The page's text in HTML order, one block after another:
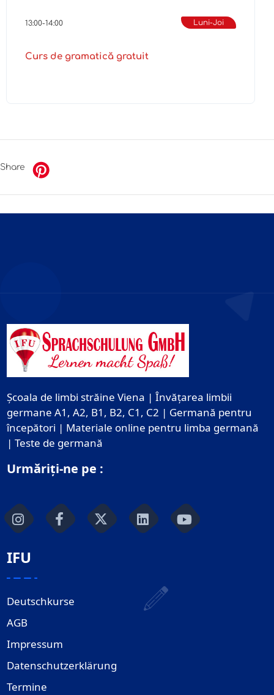
13:00-14:00 Luni-Joi
Curs de gramatică gratuit
Share
Școala de limbi străine Viena | Învățarea limbii
germane A1, A2, B1, B2, C1, C2 | Germană pentru
începători | Materiale online pentru limba germană
| Teste de germană
Urmăriți-ne pe :
IFU
Deutschkurse
AGB
Impressum
Datenschutzerklärung
Termine